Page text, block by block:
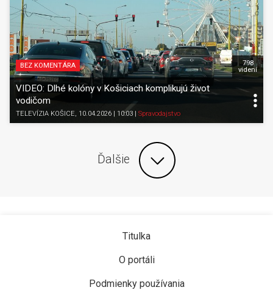
BEZ KOMENTÁRA
VIDEO: Dlhé kolóny v Košiciach komplikujú život
vodičom
TELEVÍZIA KOŠICE, 10.04.2026 | 10:03 Spravodajstvo
798
videní
Ďalšie
Titulka
O portáli
Podmienky používania